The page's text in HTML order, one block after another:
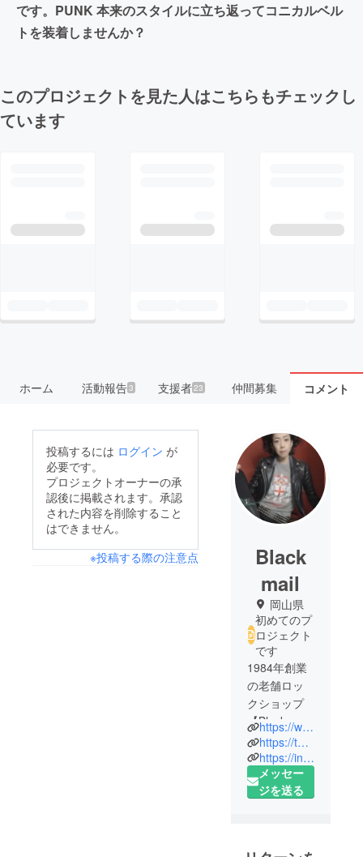
です。PUNK 本来のスタイルに立ち返ってコニカルベル
トを装着しませんか？
このプロジェクトを見た人はこちらもチェックし
ています
ホーム 活動報告3 支援者23 仲間募集 コメント
投稿するには ログイン が
必要です。
プロジェクトオーナーの承
認後に掲載されます。承認
された内容を削除すること
はできません。
※投稿する際の注意点
Black
mail
岡山県
初めてのプ
ロジェクト
です
1984年創業
の老舗ロッ
クショップ
【Blackmail
ブラックメ
イル】を運
営。
https://www.tokyochaosmuseum.org
https://twitter.com/yabuki4001
https://instagram.com/blackmailokayama?r=nametag
メッセー
ジを送る